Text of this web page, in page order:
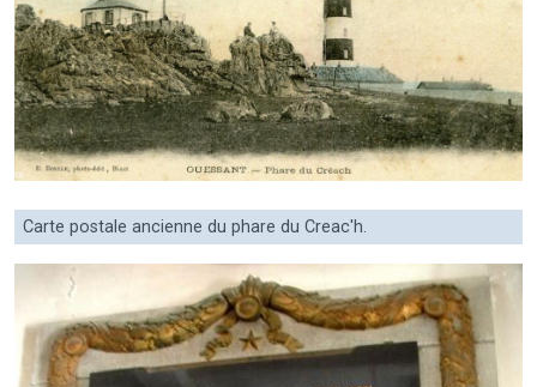
Carte postale ancienne du phare du Creac'h.